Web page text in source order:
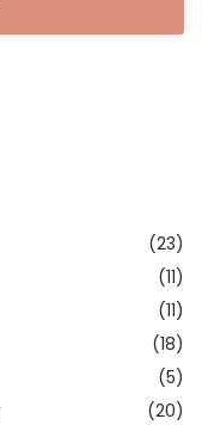
(23)
(11)
(11)
(18)
(5)
(20)